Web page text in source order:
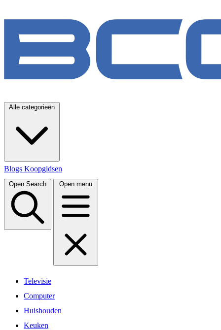
Alle categorieën
Blogs Koopgidsen
Open Search Open menu
Televisie
Computer
Huishouden
Keuken